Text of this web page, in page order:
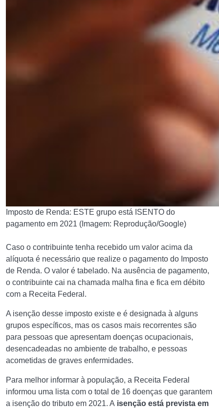
Imposto de Renda: ESTE grupo está ISENTO do
pagamento em 2021 (Imagem: Reprodução/Google)
Caso o contribuinte tenha recebido um valor acima da
alíquota é necessário que realize o pagamento do Imposto
de Renda. O valor é tabelado. Na ausência de pagamento,
o contribuinte cai na chamada malha fina e fica em débito
com a Receita Federal.
A isenção desse imposto existe e é designada à alguns
grupos específicos, mas os casos mais recorrentes são
para pessoas que apresentam doenças ocupacionais,
desencadeadas no ambiente de trabalho, e pessoas
acometidas de graves enfermidades.
Para melhor informar à população, a Receita Federal
informou uma lista com o total de 16 doenças que garantem
a isenção do tributo em 2021. A isenção está prevista em